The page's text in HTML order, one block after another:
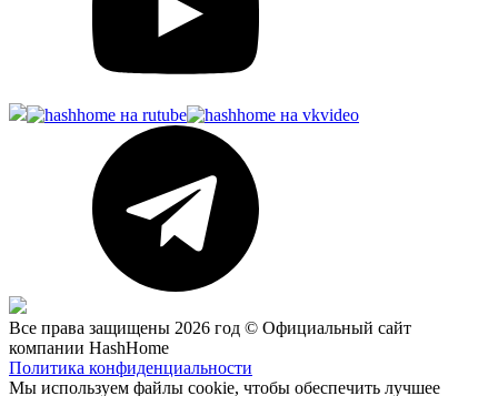
Все права защищены 2026 год © Официальный сайт
компании HashHome
Политика конфиденциальности
Мы используем файлы cookie, чтобы обеспечить лучшее